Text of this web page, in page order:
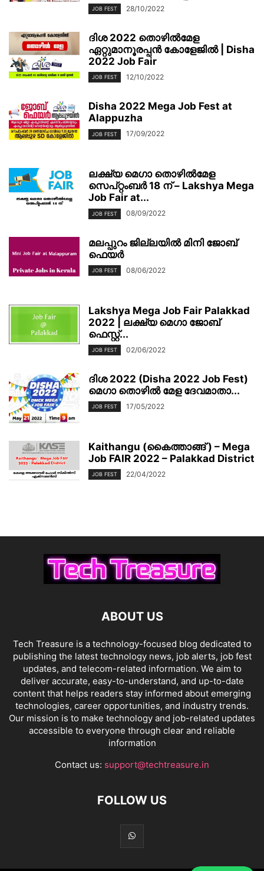
JOB FEST 28/10/2022
ദിശ 2022 തൊഴിൽമേള
ഏറ്റുമാനൂരപ്പൻ കോളേജിൽ | Disha
2022 Job Fair
JOB FEST 12/10/2022
Disha 2022 Mega Job Fest at
Alappuzha
JOB FEST 17/09/2022
ലക്ഷ്യ മെഗാ തൊഴില്‍മേള
സെപ്റ്റംബര്‍ 18 ന് – Lakshya Mega
Job Fair at...
JOB FEST 08/09/2022
മലപ്പുറം ജില്ലയിൽ മിനി ജോബ്
ഫെയര്‍
JOB FEST 08/06/2022
Lakshya Mega Job Fair Palakkad
2022 | ലക്ഷ്യ മെഗാ ജോബ്
ഫെസ്റ്റ്...
JOB FEST 02/06/2022
ദിശ 2022 (Disha 2022 Job Fest)
മെഗാ തൊഴിൽ മേള ദേവമാതാ...
JOB FEST 17/05/2022
Kaithangu (കൈത്താങ്ങ് ) – Mega
Job FAIR 2022 – Palakkad District
JOB FEST 22/04/2022
ABOUT US
Tech Treasure is a technology-focused blog dedicated to
publishing the latest technology news, job alerts, job fest
updates, and telecom-related information. We aim to
deliver accurate, easy-to-understand, and up-to-date
content that helps readers stay informed about emerging
technologies, career opportunities, and industry trends.
Our mission is to make technology and job-related updates
accessible to everyone through clear and reliable
information
Contact us: support@techtreasure.in
FOLLOW US